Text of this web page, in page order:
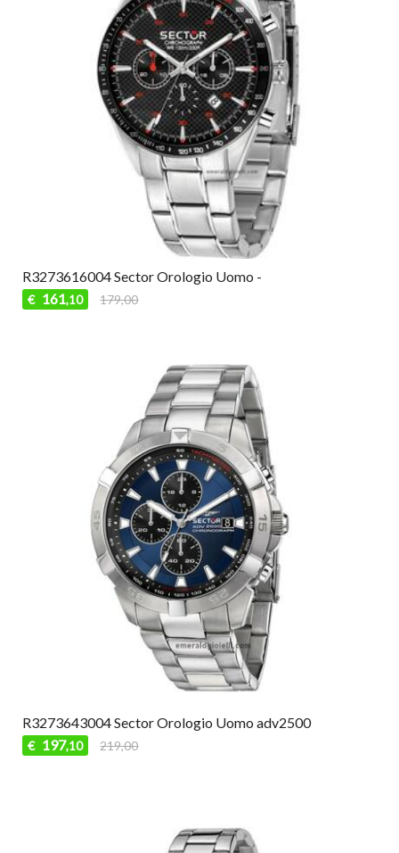
R3273616004 Sector Orologio Uomo -
€ 161,10 179,00
R3273643004 Sector Orologio Uomo adv2500
€ 197,10 219,00